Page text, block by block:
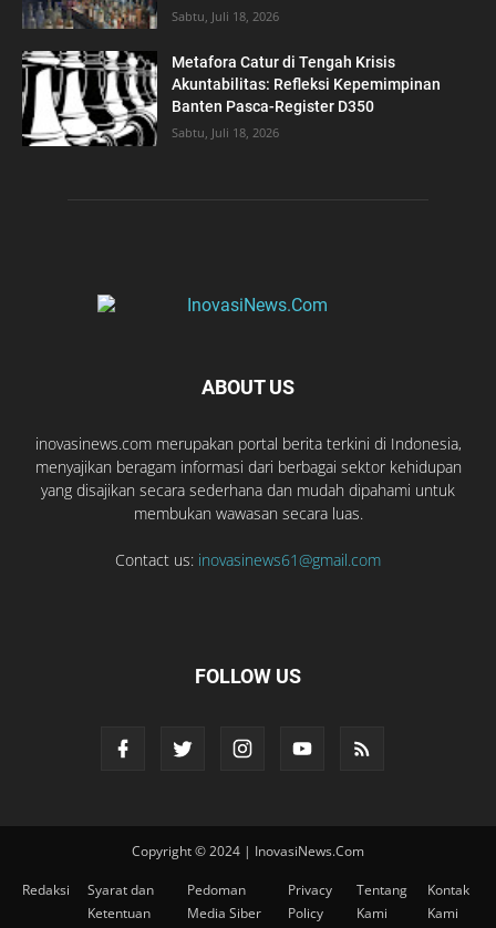
Sabtu, Juli 18, 2026
Metafora Catur di Tengah Krisis
Akuntabilitas: Refleksi Kepemimpinan
Banten Pasca-Register D350
Sabtu, Juli 18, 2026
ABOUT US
inovasinews.com merupakan portal berita terkini di Indonesia,
menyajikan beragam informasi dari berbagai sektor kehidupan
yang disajikan secara sederhana dan mudah dipahami untuk
membukan wawasan secara luas.
Contact us: inovasinews61@gmail.com
FOLLOW US
Copyright © 2024 | InovasiNews.Com
Redaksi
Syarat dan
Ketentuan
Pedoman
Media Siber
Privacy
Policy
Tentang
Kami
Kontak
Kami